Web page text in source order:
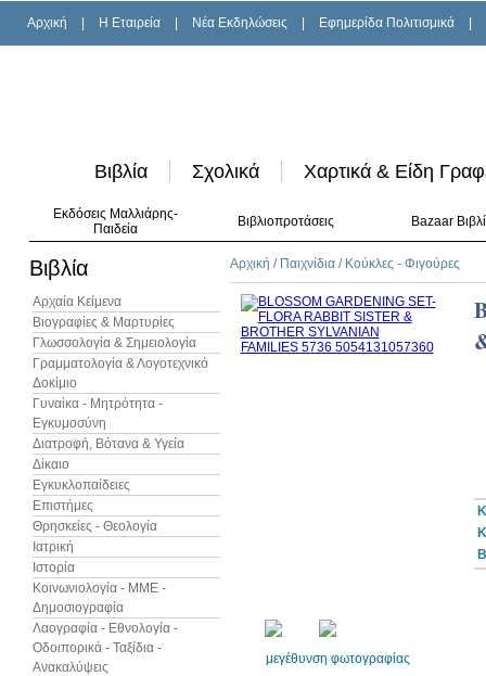
Αρχική H Εταιρεία Νέα Εκδηλώσεις Εφημερίδα Πολιτισμικά
Βιβλία Σχολικά Χαρτικά & Είδη
Εκδόσεις Μαλλιάρης-
Παιδεία
Βιβλιοπροτάσεις Bazaar
Βιβλία
Αρχαία Κείμενα
Βιογραφίες & Μαρτυρίες
Γλωσσολογία & Σημειολογία
Γραμματολογία & Λογοτεχνικό
Δοκίμιο
Γυναίκα - Μητρότητα -
Εγκυμοσύνη
Διατροφή, Βότανα & Υγεία
Δίκαιο
Εγκυκλοπαίδειες
Επιστήμες
Θρησκείες - Θεολογία
Ιατρική
Ιστορία
Κοινωνιολογία - ΜΜΕ -
Δημοσιογραφία
Λαογραφία - Εθνολογία -
Οδοιπορικά - Ταξίδια -
Ανακαλύψεις
Αρχική / Παιχνίδια / Κούκλες - Φιγούρες
μεγέθυνση φωτογραφίας